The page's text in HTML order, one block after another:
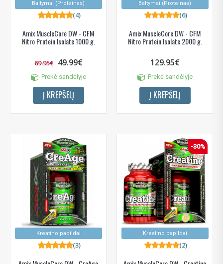
Baltymai (Proteinas)
Amix MuscleCore DW - CFM
Nitro Protein Isolate 1000 g.
(4)
69.95€ 49.99€
Prekė sandėlyje
Į KREPŠELĮ
Baltymai (Proteinas)
Amix MuscleCore DW - CFM
Nitro Protein Isolate 2000 g.
(6)
129.95€
Prekė sandėlyje
Į KREPŠELĮ
Kreatino papildai
(3)
Kreatino papildai
-30%
(2)